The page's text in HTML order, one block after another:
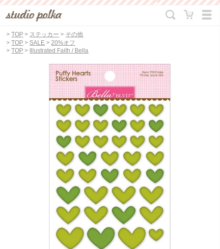
>TOP > ステッカー > その他
>TOP > SALE >20%オフ
>TOP > Illustrated Faith / Bella